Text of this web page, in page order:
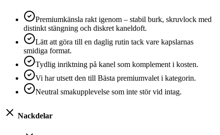
Premiumkänsla rakt igenom – stabil burk, skruvlock med
distinkt stängning och diskret kaneldoft.
Lätt att göra till en daglig rutin tack vare kapslarnas
smidiga format.
Tydlig inriktning på kanel som komplement i kosten.
Vi har utsett den till Bästa premiumvalet i kategorin.
Neutral smakupplevelse som inte stör vid intag.
Nackdelar